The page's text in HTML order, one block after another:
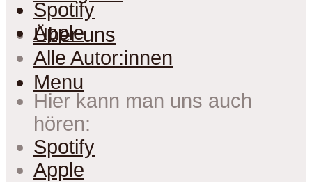
Spotify
Apple
Menu
Über uns
Alle Autor:innen
Hier kann man uns auch
hören:
Spotify
Apple